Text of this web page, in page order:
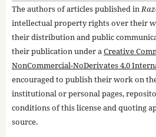
The authors of articles published in
intellectual property rights over their
their distribution and public
their publication under aCreative
NonCommercial-NoDerivates 4.0
encouraged to publish their work on
institutional or personal pages,
conditions of this license and quoting
source.